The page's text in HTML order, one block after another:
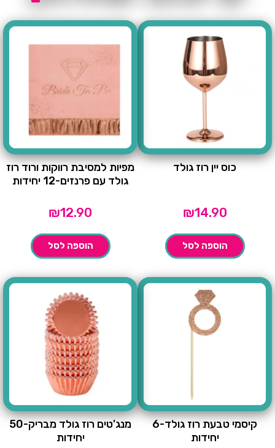
כוס יין רוז גולד
₪14.90
הוספה לסל
מפיות למסיבת רווקות ורוד רוז
גולד עם פרנזים-12 יחידות
₪12.90
הוספה לסל
קיסמי טבעת רוז גולד-6
יחידות
מנג'טים רוז גולד מבריק-50
יחידות